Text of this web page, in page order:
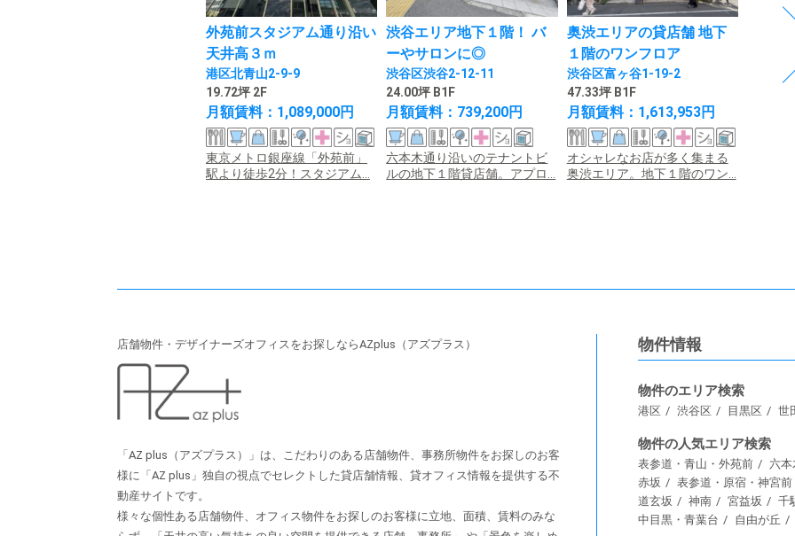
外苑前スタジアム通り沿い
天井高３ｍ
港区北青山2-9-9
19.72坪 2F
月額賃料：1,089,000円
東京メトロ銀座線「外苑前」
駅より徒歩2分！スタジアム...
渋谷エリア地下１階！ バ
ーやサロンに◎
渋谷区渋谷2-12-11
24.00坪 B1F
月額賃料：739,200円
六本木通り沿いのテナントビ
ルの地下１階貸店舗。アプロ...
奥渋エリアの貸店舗 地下
１階のワンフロア
渋谷区富ヶ谷1-19-2
47.33坪 B1F
月額賃料：1,613,953円
オシャレなお店が多く集まる
奥渋エリア。地下１階のワン...
麻布
皮膚科
港区麻
店舗物件・デザイナーズオフィスをお探しならAZplus（アズプラス）
「AZ plus（アズプラス）」は、こだわりのある店舗物件、事務所物件をお探しのお客
様に「AZ plus」独⾃の視点でセレクトした貸店舗情報、貸オフィス情報を提供する不
動産サイトです。
様々な個性ある店舗物件、オフィス物件をお探しのお客様に⽴地、⾯積、賃料のみな
物件情報
物件のエリア検索
港区 渋谷区 目黒区 世
物件の人気エリア検索
表参道・青山・外苑前 六
赤坂
表参道・原宿・神宮前
道玄坂
神南 宮益坂 千
中目黒・青葉台
自由が丘